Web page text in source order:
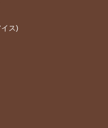
ス)